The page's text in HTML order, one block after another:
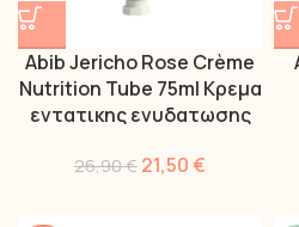
Abib Jericho Rose Crème
Nutrition Tube 75ml Κρεμα
εντατικης ενυδατωσης
26,90€ 21,50€